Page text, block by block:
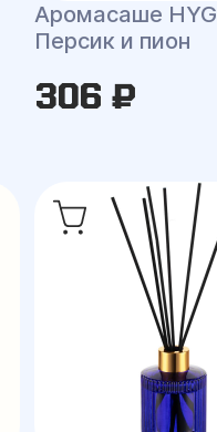
Аромасаше
Персик и пион
306 ₽